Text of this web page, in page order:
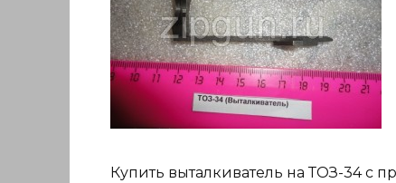
Купить выталкиватель на ТОЗ-34 с